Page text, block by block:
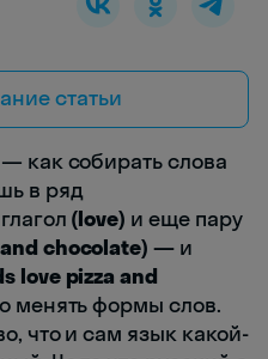
статьи
как собирать слова
в ряд
(love) и еще пару
and chocolate) — и
love pizza and
менять формы слов.
что и сам язык какой-